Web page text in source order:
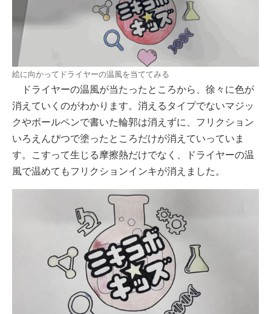
絵に向かってドライヤーの温風を当ててみる
ドライヤーの温風が当たったところから、徐々に色が
消えていくのがわかります。消えるタイプでないマジッ
クやボールペンで書いた輪郭は消えずに、フリクション
いろえんぴつで塗ったところだけが消えていっていま
す。こすって生じる摩擦熱だけでなく、ドライヤーの温
風で温めてもフリクションインキが消えました。